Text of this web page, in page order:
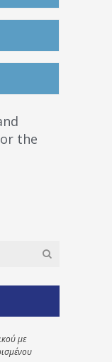
the
με